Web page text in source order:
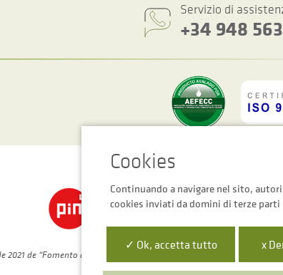
Servizio di
+34 948
Impostazioni dei cookie
de “Fomento de la Empresa Digital de Navarra”
Continuando a navigare nel sito,
cookies inviati da domini di terze parti
✓ Ok, accetta tutto x